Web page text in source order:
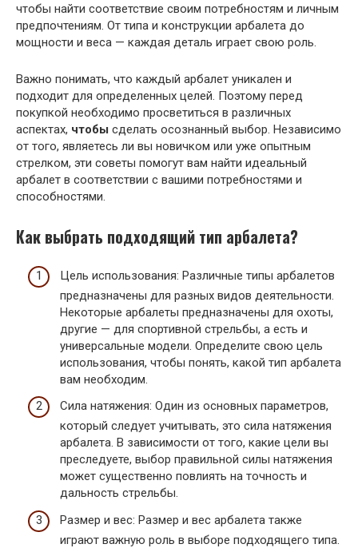
чтобы найти соответствие своим потребностям и личным
предпочтениям. От типа и конструкции арбалета до
мощности и веса — каждая деталь играет свою роль.
Важно понимать, что каждый арбалет уникален и
подходит для определенных целей. Поэтому перед
покупкой необходимо просветиться в различных
аспектах, чтобы сделать осознанный выбор. Независимо
от того, являетесь ли вы новичком или уже опытным
стрелком, эти советы помогут вам найти идеальный
арбалет в соответствии с вашими потребностями и
способностями.
Как выбрать подходящий тип арбалета?
Цель использования: Различные типы арбалетов
предназначены для разных видов деятельности.
Некоторые арбалеты предназначены для охоты,
другие — для спортивной стрельбы, а есть и
универсальные модели. Определите свою цель
использования, чтобы понять, какой тип арбалета
вам необходим.
Сила натяжения: Один из основных параметров,
который следует учитывать, это сила натяжения
арбалета. В зависимости от того, какие цели вы
преследуете, выбор правильной силы натяжения
может существенно повлиять на точность и
дальность стрельбы.
Размер и вес: Размер и вес арбалета также
играют важную роль в выборе подходящего типа.